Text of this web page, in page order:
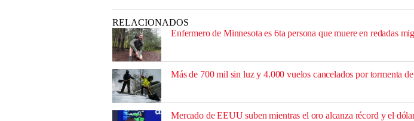
RELACIONADOS
Enfermero de Minnesota es 6ta persona que muere en redadas
Más de 700 mil sin luz y 4.000 vuelos cancelados por tormenta
Mercado de EEUU suben mientras el oro alcanza récord y el